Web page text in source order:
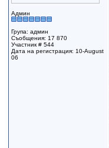
Админ
Група: админ
Съобщения: 17 870
Участник # 544
Дата на регистрация: 10-August
06